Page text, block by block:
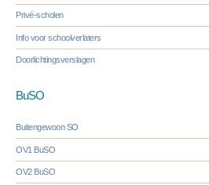
Privé-scholen
Info voor schoolverlaters
Doorlichtingsverslagen
BuSO
Buitengewoon SO
OV1 BuSO
OV2 BuSO